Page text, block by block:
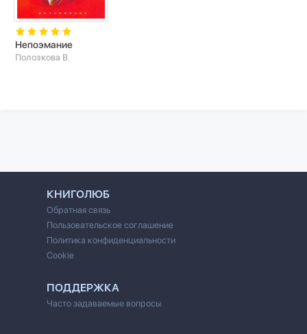
Непоэмание
Полозкова В.
КНИГОЛЮБ
Обратная связь
Пользовательское соглашение
Политика конфиденциальности
Cookie
ПОДДЕРЖКА
Часто задаваемые вопросы